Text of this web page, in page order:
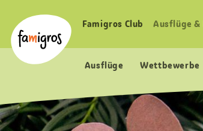
Navigation
Logo
Haupt
Famigros Club Ausflüge
Ausflüge Wettbewerbe